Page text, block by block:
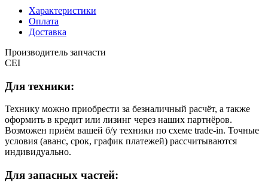
Характеристики
Оплата
Доставка
Производитель запчасти
CEI
Для техники:
Технику можно приобрести за безналичный расчёт, а также
оформить в кредит или лизинг через наших партнёров.
Возможен приём вашей б/у техники по схеме trade-in. Точные
условия (аванс, срок, график платежей) рассчитываются
индивидуально.
Для запасных частей: